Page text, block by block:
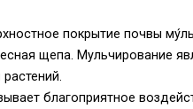
покрытие почвы
щепа. Мульчирование
благоприятное